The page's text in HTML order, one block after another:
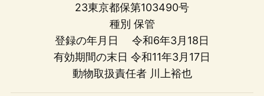
23東京都保第103490号
種別 保管
登録の年月日 令和6年3月18日
有効期間の末日 令和11年3月17日
動物取扱責任者 川上裕也